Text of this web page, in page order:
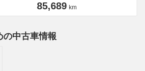
85,689 km
の中古車情報